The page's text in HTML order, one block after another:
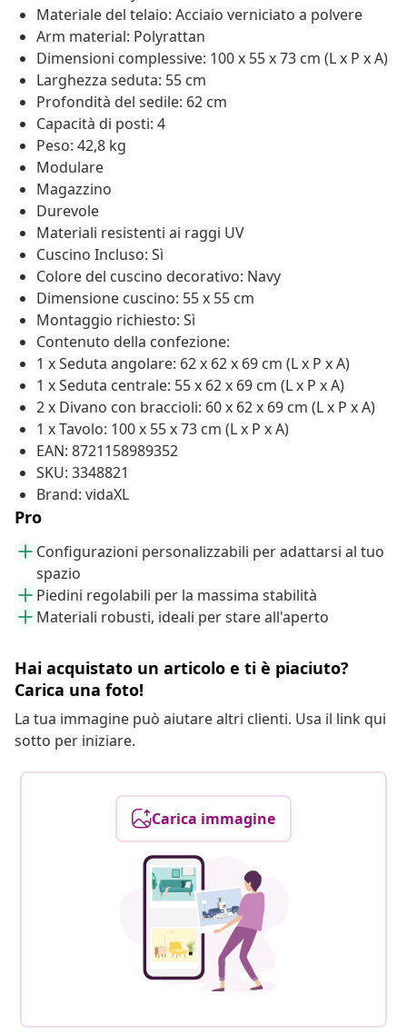
Materiale del telaio: Acciaio verniciato a polvere
Arm material: Polyrattan
Dimensioni complessive: 100 x 55 x 73 cm (L x P x A)
Larghezza seduta: 55 cm
Profondità del sedile: 62 cm
Capacità di posti: 4
Peso: 42,8 kg
Modulare
Magazzino
Durevole
Materiali resistenti ai raggi UV
Cuscino Incluso: Sì
Colore del cuscino decorativo: Navy
Dimensione cuscino: 55 x 55 cm
Montaggio richiesto: Sì
Contenuto della confezione:
1 x Seduta angolare: 62 x 62 x 69 cm (L x P x A)
1 x Seduta centrale: 55 x 62 x 69 cm (L x P x A)
2 x Divano con braccioli: 60 x 62 x 69 cm (L x P x A)
1 x Tavolo: 100 x 55 x 73 cm (L x P x A)
EAN: 8721158989352
SKU: 3348821
Brand: vidaXL
Pro
Configurazioni personalizzabili per adattarsi al tuo
spazio
Piedini regolabili per la massima stabilità
Materiali robusti, ideali per stare all'aperto
Hai acquistato un articolo e ti è piaciuto?
Carica una foto!
La tua immagine può aiutare altri clienti. Usa il link qui
sotto per iniziare.
Carica immagine